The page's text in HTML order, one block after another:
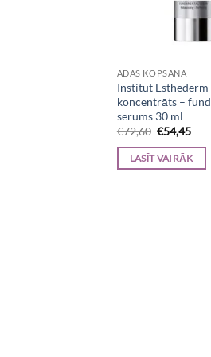
ĀDAS KOPŠANA
Institut
koncentrāts –
serums 30 ml
€72,60 Original
was:
€72,60.
€54,45
is:
LASĪT VAIRĀK